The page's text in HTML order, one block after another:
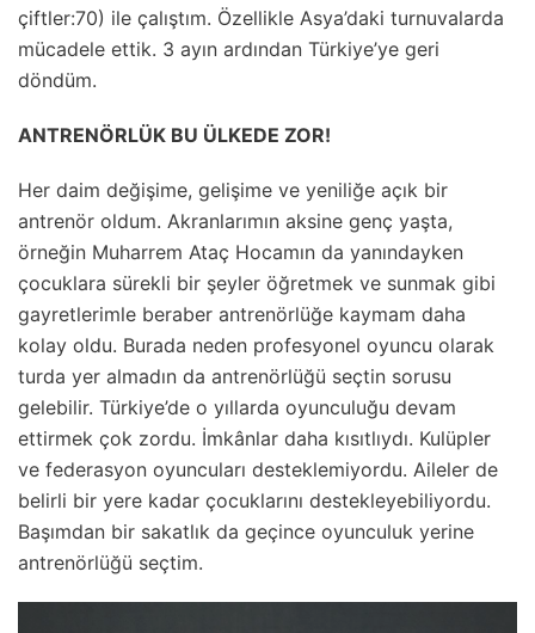
çiftler:70) ile çalıştım. Özellikle Asya’daki turnuvalarda
mücadele ettik. 3 ayın ardından Türkiye’ye geri
döndüm.
ANTRENÖRLÜK BU ÜLKEDE ZOR!
Her daim değişime, gelişime ve yeniliğe açık bir
antrenör oldum. Akranlarımın aksine genç yaşta,
örneğin Muharrem Ataç Hocamın da yanındayken
çocuklara sürekli bir şeyler öğretmek ve sunmak gibi
gayretlerimle beraber antrenörlüğe kaymam daha
kolay oldu. Burada neden profesyonel oyuncu olarak
turda yer almadın da antrenörlüğü seçtin sorusu
gelebilir. Türkiye’de o yıllarda oyunculuğu devam
ettirmek çok zordu. İmkânlar daha kısıtlıydı. Kulüpler
ve federasyon oyuncuları desteklemiyordu. Aileler de
belirli bir yere kadar çocuklarını destekleyebiliyordu.
Başımdan bir sakatlık da geçince oyunculuk yerine
antrenörlüğü seçtim.